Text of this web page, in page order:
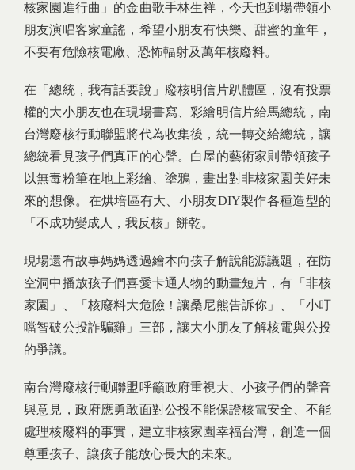
核家園進行曲」的金曲歌手林生祥，今天也到場帶領小
朋友演唱客家童謠，希望小朋友有快樂、甜蜜的童年，
不要有危險核電廠、恐怖輻射及萬年核廢料。
在「總統，我有話要說」廢核明信片趴體區，沒有投票
權的大小朋友也在現場書寫、彩繪明信片給馬總統，南
台灣廢核行動聯盟將代為收集後，統一轉交給總統，讓
總統看見孩子們真正的心聲。白屋的藝術家則帶領孩子
以無毒粉筆在地上彩繪、塗鴉，畫出對非核家園美好未
來的想像。在烘培區有大、小朋友DIY製作各種造型的
「不成功變成人，我反核」餅乾。
現場還有故事媽媽透過繪本向孩子解說能源議題，在防
空洞中播放孩子們喜愛卡通人物的動畫短片，有「非核
家園」、「核廢料大危險！讓桑尼熊告訴你」、「小叮
噹智破公投詐騙雞」三部，讓大小朋友了解核電與公投
的爭議。
南台灣廢核行動聯盟呼籲政府重視大、小孩子們的聲音
與意見，政府應勇敢面對公投不能保證核電安全、不能
處理核廢料的事實，建立非核家園幸福台灣，創造一個
尊重孩子、讓孩子能放心長大的未來。